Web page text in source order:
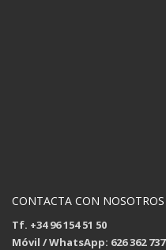
CONTACTA CON NOSOTROS
Tf. +34 96 154 51 50
Móvil / WhatsApp: 626 362 737